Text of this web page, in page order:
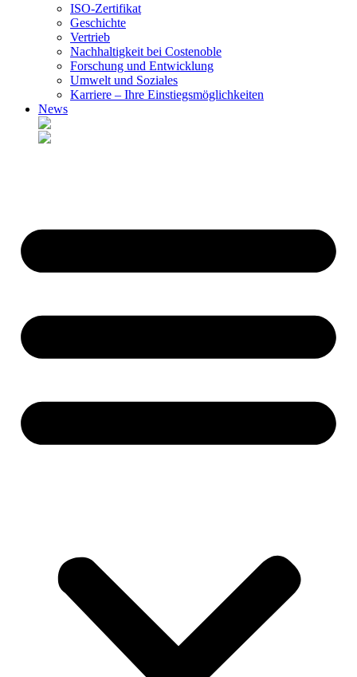
ISO-Zertifikat
Geschichte
Vertrieb
Nachhaltigkeit bei Costenoble
Forschung und Entwicklung
Umwelt und Soziales
Karriere – Ihre Einstiegsmöglichkeiten
News